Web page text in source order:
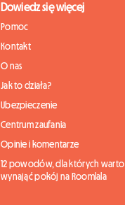
Dowiedz się więcej
Pomoc
Kontakt
O nas
Jak to działa?
Ubezpieczenie
Centrum zaufania
Opinie i komentarze
12 powodów, dla których warto
wynająć pokój na Roomlala